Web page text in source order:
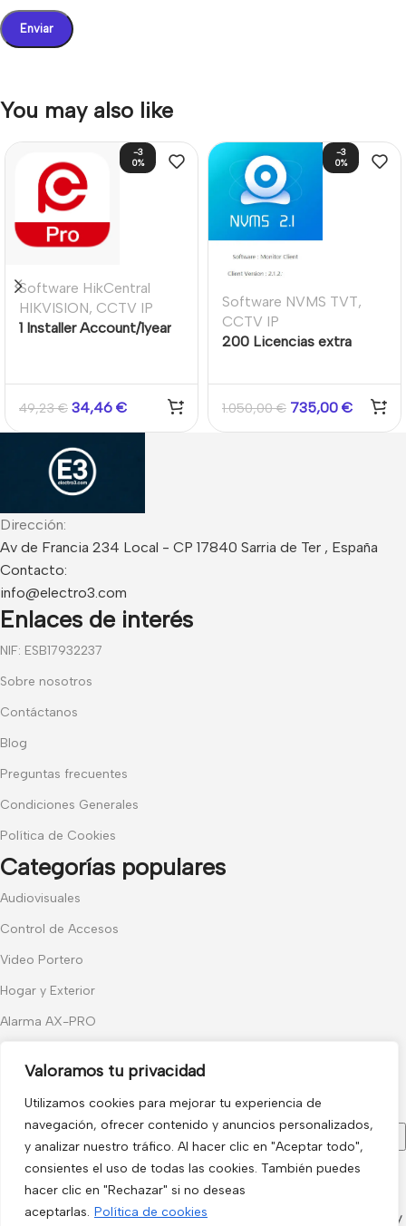
Valoramos tu privacidad
Utilizamos cookies para mejorar tu experiencia de
navegación, ofrecer contenido y anuncios personalizados,
y analizar nuestro tráfico. Al hacer clic en "Aceptar todo",
consientes el uso de todas las cookies. También puedes
hacer clic en "Rechazar" si no deseas
aceptarlas. Política de cookies
You may also like
-3
0%
Software HikCentral
HIKVISION, CCTV IP
1 Installer Account/1year
49,23€ 34,46 €
-3
0%
Software NVMS TVT,
CCTV IP
200 Licencias extra
2.1.2 TVT
1.050,00€ 735,00 €
Dirección:
Av de Francia 234 Local - CP 17840 Sarria de Ter , España
Contacto:
info@electro3.com
Enlaces de interés
NIF: ESB17932237
Sobre nosotros
Contáctanos
Blog
Preguntas frecuentes
Condiciones Generales
Política de Cookies
Categorías populares
Audiovisuales
Control de Accesos
Video Portero
Hogar y Exterior
Alarma AX-PRO
Únete a nuestras novedades
Recibe las últimas novedades y promociones.
Usado de acuerdo con nuestraPolítica de privacidad
electro3 ©